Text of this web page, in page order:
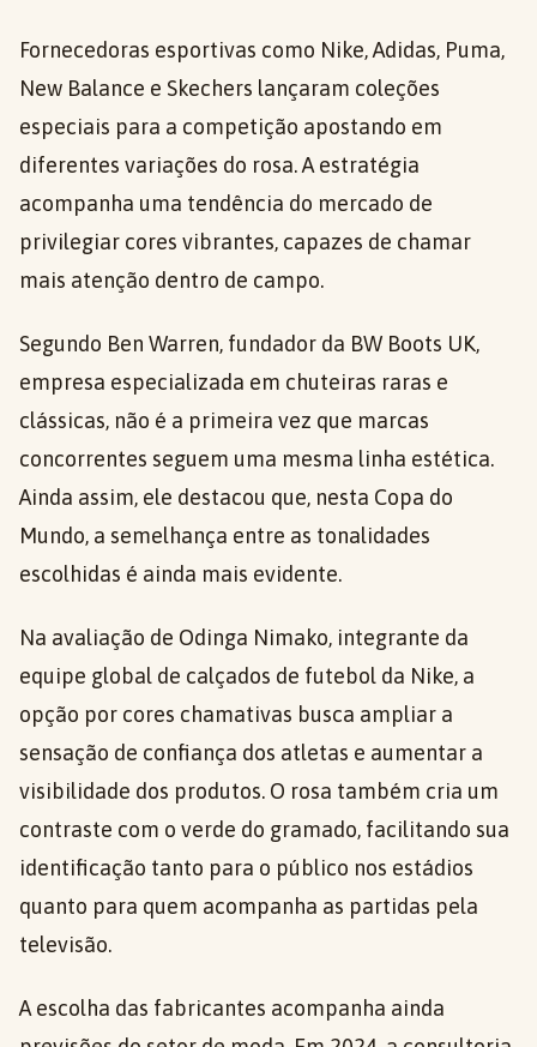
Fornecedoras esportivas como Nike, Adidas, Puma,
New Balance e Skechers lançaram coleções
especiais para a competição apostando em
diferentes variações do rosa. A estratégia
acompanha uma tendência do mercado de
privilegiar cores vibrantes, capazes de chamar
mais atenção dentro de campo.
Segundo Ben Warren, fundador da BW Boots UK,
empresa especializada em chuteiras raras e
clássicas, não é a primeira vez que marcas
concorrentes seguem uma mesma linha estética.
Ainda assim, ele destacou que, nesta Copa do
Mundo, a semelhança entre as tonalidades
escolhidas é ainda mais evidente.
Na avaliação de Odinga Nimako, integrante da
equipe global de calçados de futebol da Nike, a
opção por cores chamativas busca ampliar a
sensação de confiança dos atletas e aumentar a
visibilidade dos produtos. O rosa também cria um
contraste com o verde do gramado, facilitando sua
identificação tanto para o público nos estádios
quanto para quem acompanha as partidas pela
televisão.
A escolha das fabricantes acompanha ainda